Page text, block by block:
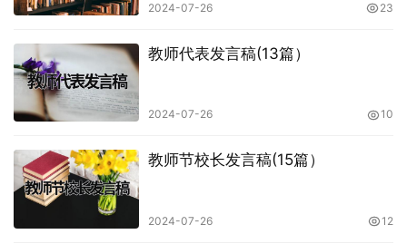
2024-07-26 23
教师代表发言稿(13篇）
2024-07-26 10
教师节校长发言稿(15篇）
2024-07-26 12